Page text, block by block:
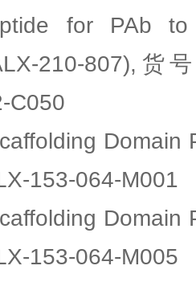
for PAb to
210-807),货
C050
Domain
153-064-M001
Domain
153-064-M005